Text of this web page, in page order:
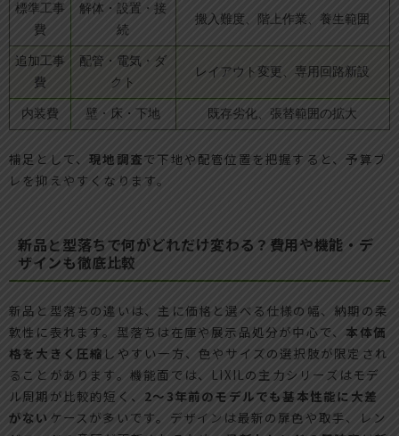
標準工事
費
解体・設置・接
続
搬入難度、階上作業、養生範囲
追加工事
費
配管・電気・ダ
クト
レイアウト変更、専用回路新設
内装費 壁・床・下地 既存劣化、張替範囲の拡大
補足として、現地調査で下地や配管位置を把握すると、予算ブ
レを抑えやすくなります。
新品と型落ちで何がどれだけ変わる？費用や機能・デ
ザインも徹底比較
新品と型落ちの違いは、主に価格と選べる仕様の幅、納期の柔
軟性に表れます。型落ちは在庫や展示品処分が中心で、 本体価
格を大きく圧縮 しやすい一方、色やサイズの選択肢が限定され
ることがあります。機能面では、LIXILの主力シリーズはモデ
ル周期が比較的短く、 2〜3年前のモデルでも基本性能に大差
がない ケースが多いです。デザインは最新の扉色や取手、レン